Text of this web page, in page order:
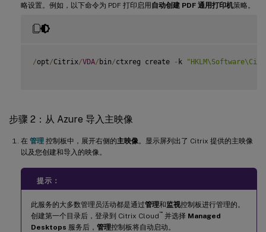
略设置。例如，以下命令为 PDF 打印启用自动创建 PDF 通用打印机策略。
/opt/Citrix/VDA/ bin/ctxreg create - k
步骤 2：从 Azure 导入主映像
在 管理 控制板中，展开右侧的主映像 。显示屏列出了 Citrix 提供的主映像
以及您创建和导入的映像。
提示：
此服务的大多数管理员活动都是通过管理和监视控制板进行管理的。
创建第一个目录后，登录到 Citrix Cloud ™ 并选择 Managed
Desktops 服务后， 管理控制板将自动启动。